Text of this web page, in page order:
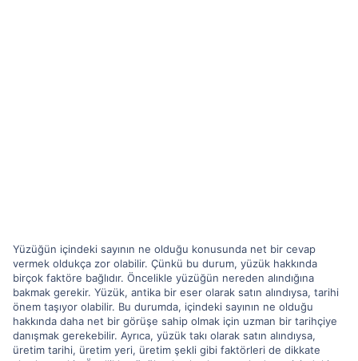
Yüzüğün içindeki sayının ne olduğu konusunda net bir cevap
vermek oldukça zor olabilir. Çünkü bu durum, yüzük hakkında
birçok faktöre bağlıdır. Öncelikle yüzüğün nereden alındığına
bakmak gerekir. Yüzük, antika bir eser olarak satın alındıysa, tarihi
önem taşıyor olabilir. Bu durumda, içindeki sayının ne olduğu
hakkında daha net bir görüşe sahip olmak için uzman bir tarihçiye
danışmak gerekebilir. Ayrıca, yüzük takı olarak satın alındıysa,
üretim tarihi, üretim yeri, üretim şekli gibi faktörleri de dikkate